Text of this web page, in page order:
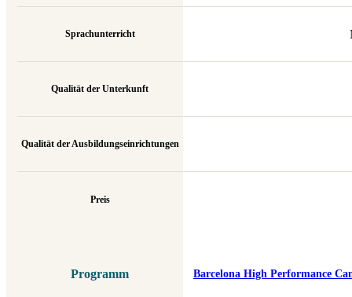
Sprachunterricht
Qualität der Unterkunft
Qualität der Ausbildungseinrichtungen
Preis
Programm Barcelona High Performance